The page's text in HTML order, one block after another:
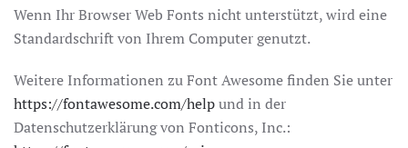
Wenn Ihr Browser Web Fonts nicht unterstützt, wird eine
Standardschrift von Ihrem Computer genutzt.
Weitere Informationen zu Font Awesome finden Sie unter
https://fontawesome.com/helpund in der
Datenschutzerklärung von Fonticons, Inc.: